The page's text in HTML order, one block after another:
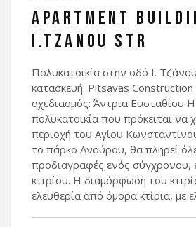
APARTMENT
I.TZANOU STR
Πολυκατοικία στην οδό Ι.
κατασκευή: Pitsavas
σχεδιασμός: Άντρια Ευσταθίου
πολυκατοικία που πρόκειται να
περιοχή του Αγίου
το πάρκο Αναύρου, θα πληρεί
προδιαγραφές ενός σύγχρονου,
κτιρίου. Η διαμόρφωση του
ελευθερία από όμορα κτίρια, με